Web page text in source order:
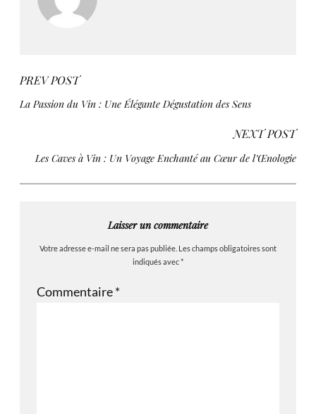
PREV POST
La Passion du Vin : Une Élégante Dégustation des Sens
NEXT POST
Les Caves à Vin : Un Voyage Enchanté au Cœur de l’Œnologie
Laisser un commentaire
Votre adresse e-mail ne sera pas publiée. Les champs obligatoires sont
indiqués avec*
Commentaire*